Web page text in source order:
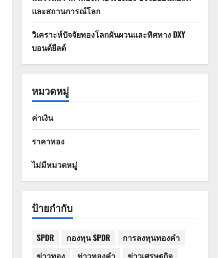
และสถานการณ์โลก
วิเคราะห์ปัจจัยทองโลกผันผวนและทิศทาง DXY
บอนด์ยีลด์
หมวดหมู่
ค่าเงิน
ราคาทอง
ไม่มีหมวดหมู่
ป้ายกำกับ
SPDR กองทุน SPDR
การลงทุนทองคำ
ข่าวทอง
ข่าวทองคำ
ข่าวเศรษฐกิจ